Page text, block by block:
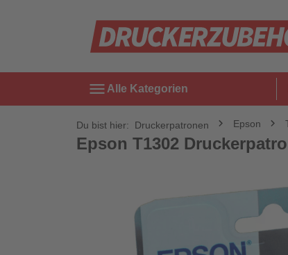
menu Alle Kategorien
Du bist hier: Druckerpatronen Epson
Epson T1302